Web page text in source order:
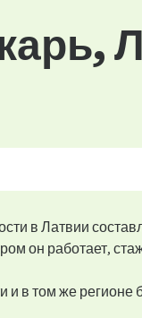
в Латвии
он работает,
и в том же регионе